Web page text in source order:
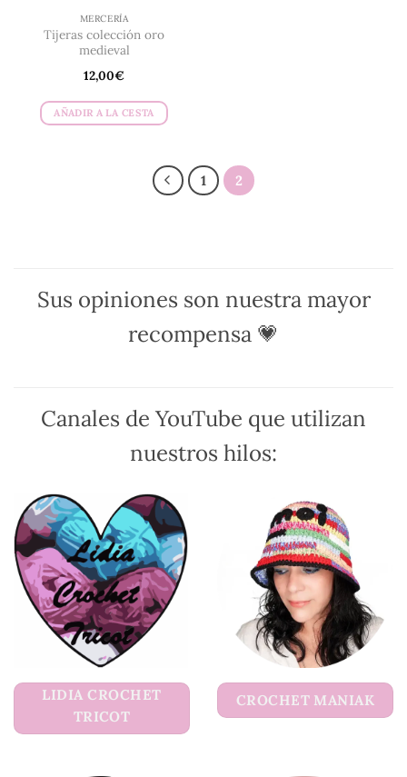
MERCERÍA
Tijeras colección oro
medieval
12,00€
AÑADIR A LA CESTA
1 2
Sus opiniones son nuestra mayor
recompensa 💗
Canales de YouTube que utilizan
nuestros hilos:
LIDIA CROCHET
TRICOT
CROCHET MANIAK